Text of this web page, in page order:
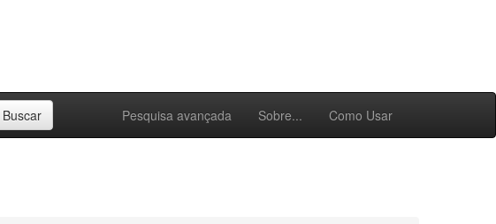
Pesquisa avançada Sobre... Como Usar